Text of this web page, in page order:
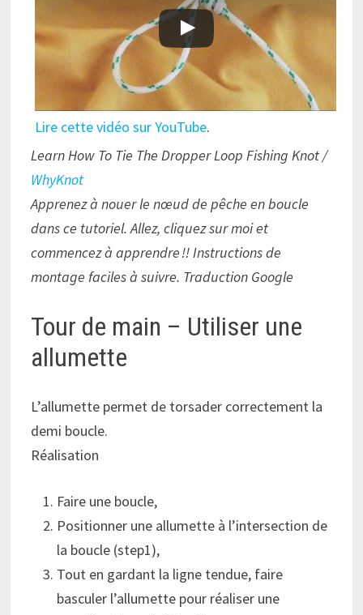
Lire cette vidéo sur YouTube.
Learn How To Tie The Dropper Loop Fishing Knot /
WhyKnot
Apprenez à nouer le nœud de pêche en boucle
dans ce tutoriel. Allez, cliquez sur moi et
commencez à apprendre !! Instructions de
montage faciles à suivre. Traduction Google
Tour de main – Utiliser une
allumette
L’allumette permet de torsader correctement la
demi boucle.
Réalisation
Faire une boucle,
Positionner une allumette à l’intersection de
la boucle (step1),
Tout en gardant la ligne tendue, faire
basculer l’allumette pour réaliser une